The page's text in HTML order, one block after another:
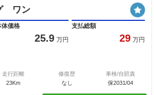
ワン
体価格
25.9 万円
支払総額
29 万円
走行距離
23Km
修復歴
なし
車検/自賠責
保2031/04